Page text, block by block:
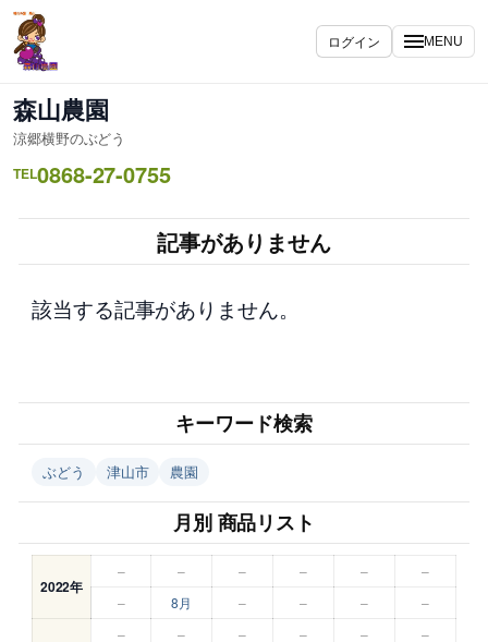
内
容
を
ス
キ
ッ
プ
ログイン MENU
森山農園
涼郷横野のぶどう
TEL0868-27-0755
記事がありません
該当する記事がありません。
キーワード検索
ぶどう 津山市 農園
月別 商品リスト
2022年
– – – – –
–
–
8月 – – – –
– – – – –
–